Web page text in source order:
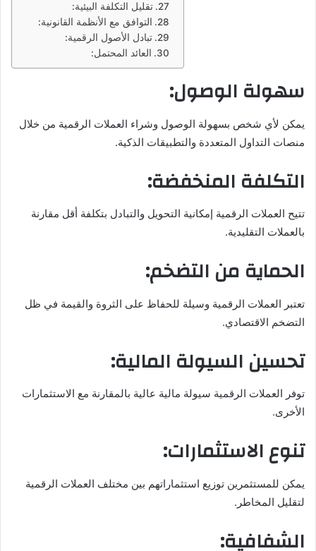
تقليل التكلفة البيئية:
التوافق مع الأنظمة القانونية:
تبادل الأصول الرقمية:
العائد المحتمل:
سهولة الوصول:
يمكن لأي شخص بسهولة الوصول وشراء العملات الرقمية من خلال
منصات التداول المتعددة والتطبيقات الذكية.
التكلفة المنخفضة:
تتيح العملات الرقمية إمكانية التحويل والتبادل بتكلفة أقل مقارنة
بالعملات التقليدية.
الحماية من التضخم:
تعتبر العملات الرقمية وسيلة للحفاظ على الثروة والقيمة في ظل
التضخم الاقتصادي.
تحسين السيولة المالية:
توفر العملات الرقمية سيولة مالية عالية بالمقارنة مع الاستثمارات
الأخرى.
تنوع الاستثمارات:
يمكن للمستثمرين توزيع استثماراتهم بين مختلف العملات الرقمية
لتقليل المخاطر.
الشفافية: